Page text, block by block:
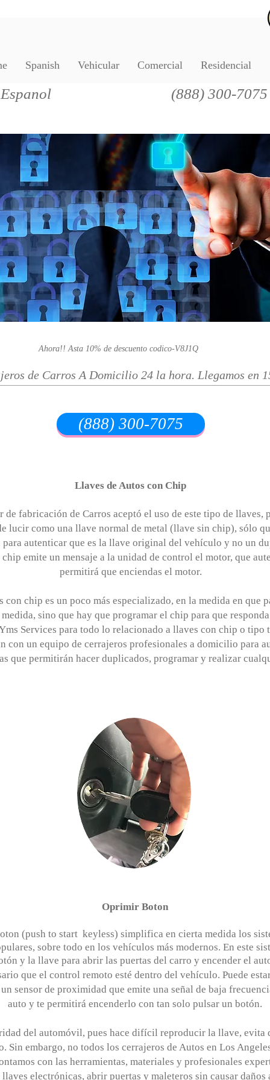
(888) 300-7075
Ahora!! Asta 10% de descuento codico-V8J1Q
de Carros A Domicilio 24 la hora. Llegamos en
Llame Gratis
(888) 300-7075
Llaves de Autos con Chip
de fabricación de Carros aceptó el uso de este tipo de llaves,
lucir como una llave normal de metal (llave sin chip), sólo
autenticar que es la llave original del vehículo y no un
emite un mensaje a la unidad de control el motor, que
permitirá que enciendas el motor.
chip es un poco más especializado, en la medida en que
sino que hay que programar el chip para que
Services para todo lo relacionado a llaves con chip o tipo
con un equipo de cerrajeros profesionales a domicilio para
que permitirán hacer duplicados, programar y realizar
Oprimir Boton
(push to start keyless) simplifica en cierta medida los
sobre todo en los vehículos más modernos. En este
y la llave para abrir las puertas del carro y encender el
que el control remoto esté dentro del vehículo. Puede
sensor de proximidad que emite una señal de baja
auto y te permitirá encenderlo con tan solo pulsar un botón.
del automóvil, pues hace difícil reproducir la llave, evita
Sin embargo, no todos los cerrajeros de Autos en Los
con las herramientas, materiales y profesionales
electrónicas, abrir puertas y maleteros sin causar daños
Spanish Vehicular Comercial Residencial